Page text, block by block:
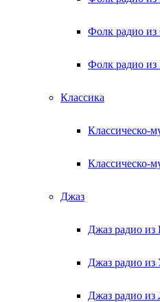
Фолк радио
Фолк радио
Классика
Классическо-
Классическо-
Джаз
Джаз радио из
Джаз радио
Джаз радио из